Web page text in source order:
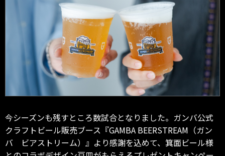
今シーズンも残すところ数試合となりました。ガンバ公式
クラフトビール販売ブース『GAMBA BEERSTREAM（ガン
バ ビアストリーム）』より感謝を込めて、箕面ビール様